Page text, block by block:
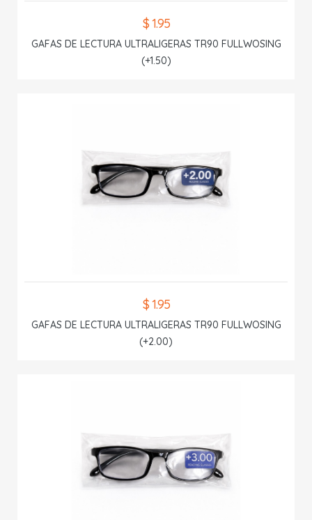
$ 1.95
GAFAS DE LECTURA ULTRALIGERAS TR90 FULLWOSING
(+1.50)
$ 1.95
GAFAS DE LECTURA ULTRALIGERAS TR90 FULLWOSING
(+2.00)